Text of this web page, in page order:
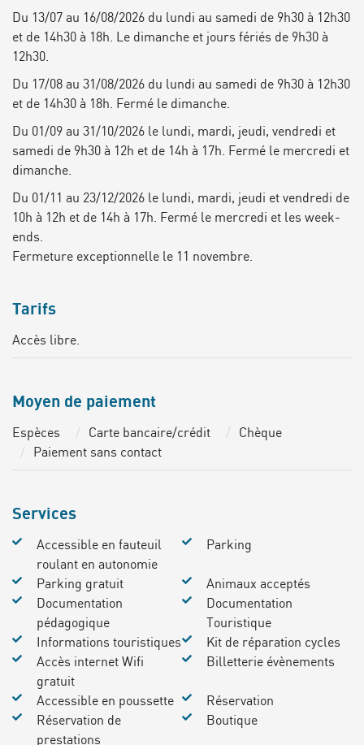
Du 13/07 au 16/08/2026 du lundi au samedi de 9h30 à 12h30
et de 14h30 à 18h. Le dimanche et jours fériés de 9h30 à
12h30.
Du 17/08 au 31/08/2026 du lundi au samedi de 9h30 à 12h30
et de 14h30 à 18h. Fermé le dimanche.
Du 01/09 au 31/10/2026 le lundi, mardi, jeudi, vendredi et
samedi de 9h30 à 12h et de 14h à 17h. Fermé le mercredi et
dimanche.
Du 01/11 au 23/12/2026 le lundi, mardi, jeudi et vendredi de
10h à 12h et de 14h à 17h. Fermé le mercredi et les week-
ends.
Fermeture exceptionnelle le 11 novembre.
Tarifs
Accès libre.
Moyen de paiement
Espèces Carte bancaire/crédit
Chèque
Paiement sans contact
Services
Accessible en fauteuil
roulant en autonomie
Parking
Parking gratuit
Animaux acceptés
Documentation
pédagogique
Documentation
Touristique
Informations touristiques
Kit de réparation cycles
Accès internet Wifi
gratuit
Billetterie évènements
Accessible en poussette
Réservation
Réservation de
prestations
Boutique